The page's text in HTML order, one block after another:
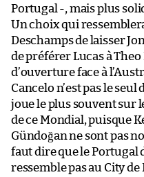
Portugal -, mais plus
Un choix qui
Deschamps de laisser
de préférer Lucas à
d’ouverture face à
Cancelo n’est pas le
joue le plus souvent sur
de ce Mondial, puisque
Gündoğan ne sont pas
faut dire que le Portugal
ressemble pas au City de